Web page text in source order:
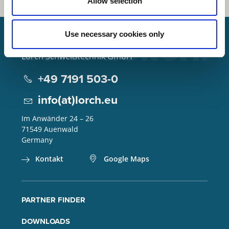
Use necessary cookies only
Lorch Schweißtechnik GmbH
+49 7191 503-0
info(at)lorch.eu
Im Anwänder 24 – 26
71549 Auenwald
Germany
Kontakt
Google Maps
PARTNER FINDER
DOWNLOADS